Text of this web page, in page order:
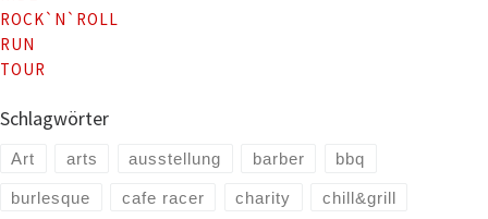
ROCK`N`ROLL
RUN
TOUR
Schlagwörter
Art arts ausstellung barber bbq
burlesque cafe racer charity chill&grill